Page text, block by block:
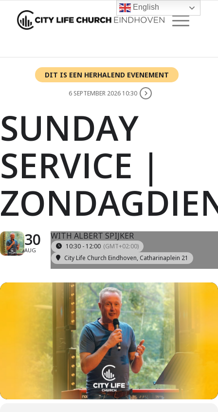
DIT IS EEN HERHALEND EVENEMENT
6 SEPTEMBER 2026 10:30
SUNDAY
SERVICE |
30
AUG
WITH ALBERT SPIJKER
10:30 - 12:00 (GMT+02:00)
City Life Church Eindhoven, Catharinaplein 21
English